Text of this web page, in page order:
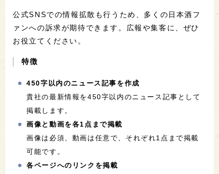
公式SNSでの情報拡散も行うため、多くの日本酒フ
ァンへの訴求が期待できます。広報や集客に、ぜひ
お役立てください。
特徴
450字以内のニュース記事を作成
貴社の最新情報を450字以内のニュース記事として
掲載します。
画像と動画を各1点まで掲載
画像は必須、動画は任意で、それぞれ1点まで掲載
可能です。
各ページへのリンクを掲載